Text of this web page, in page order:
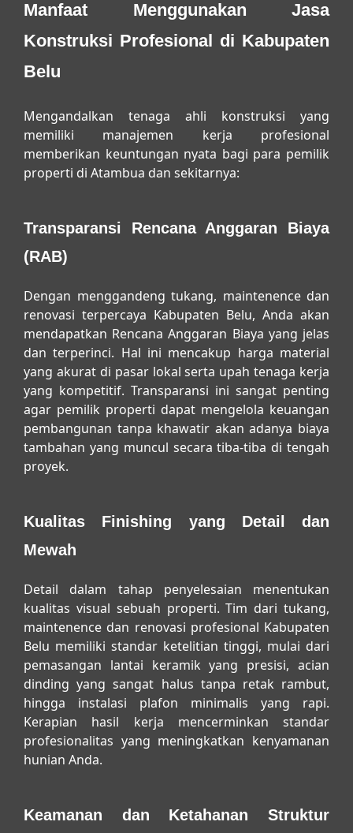
Manfaat Menggunakan Jasa
Konstruksi Profesional di Kabupaten
Belu
Mengandalkan tenaga ahli konstruksi yang
memiliki manajemen kerja profesional
memberikan keuntungan nyata bagi para pemilik
properti di Atambua dan sekitarnya:
Transparansi Rencana Anggaran Biaya
(RAB)
Dengan menggandeng tukang, maintenence dan
renovasi terpercaya Kabupaten Belu, Anda akan
mendapatkan Rencana Anggaran Biaya yang jelas
dan terperinci. Hal ini mencakup harga material
yang akurat di pasar lokal serta upah tenaga kerja
yang kompetitif. Transparansi ini sangat penting
agar pemilik properti dapat mengelola keuangan
pembangunan tanpa khawatir akan adanya biaya
tambahan yang muncul secara tiba-tiba di tengah
proyek.
Kualitas Finishing yang Detail dan
Mewah
Detail dalam tahap penyelesaian menentukan
kualitas visual sebuah properti. Tim dari tukang,
maintenence dan renovasi profesional Kabupaten
Belu memiliki standar ketelitian tinggi, mulai dari
pemasangan lantai keramik yang presisi, acian
dinding yang sangat halus tanpa retak rambut,
hingga instalasi plafon minimalis yang rapi.
Kerapian hasil kerja mencerminkan standar
profesionalitas yang meningkatkan kenyamanan
hunian Anda.
Keamanan dan Ketahanan Struktur